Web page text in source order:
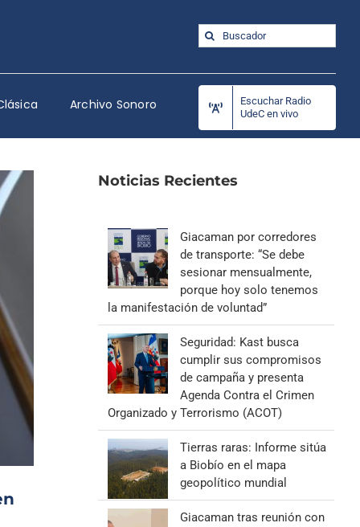
Buscar:
Archivo Sonoro
Escuchar Radio
UdeC en vivo
Noticias Recientes
Giacaman por corredores
de transporte: “Se debe
sesionar mensualmente,
porque hoy solo tenemos
la manifestación de voluntad”
Seguridad: Kast busca
cumplir sus compromisos
de campaña y presenta
Agenda Contra el Crimen
Organizado y Terrorismo (ACOT)
Tierras raras: Informe sitúa
a Biobío en el mapa
geopolítico mundial
Giacaman tras reunión con